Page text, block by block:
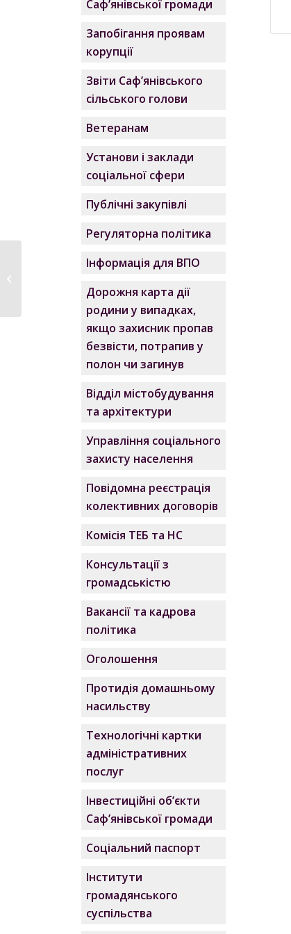
Саф’янівської громади
Запобігання проявам
корупції
Звіти Саф’янівського
сільського голови
Ветеранам
Установи і заклади
соціальної сфери
Публічні закупівлі
Регуляторна політика
Інформація для ВПО
Дорожня карта дії
родини у випадках,
якщо захисник пропав
безвісти, потрапив у
полон чи загинув
Відділ містобудування
та архітектури
Управління соціального
захисту населення
Повідомна реєстрація
колективних договорів
Комісія ТЕБ та НС
Консультації з
громадськістю
Вакансії та кадрова
політика
Оголошення
Протидія домашньому
насильству
Технологічні картки
адміністративних
послуг
Інвестиційні об’єкти
Саф’янівської громади
Соціальний паспорт
Інститути
громадянського
суспільства